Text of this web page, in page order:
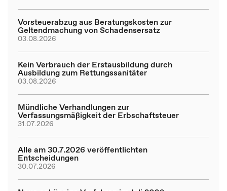
Vorsteuerabzug aus Beratungskosten zur
Geltendmachung von Schadensersatz
03.08.2026
Kein Verbrauch der Erstausbildung durch
Ausbildung zum Rettungssanitäter
03.08.2026
Mündliche Verhandlungen zur
Verfassungsmäßigkeit der Erbschaftsteuer
31.07.2026
Alle am 30.7.2026 veröffentlichten
Entscheidungen
30.07.2026